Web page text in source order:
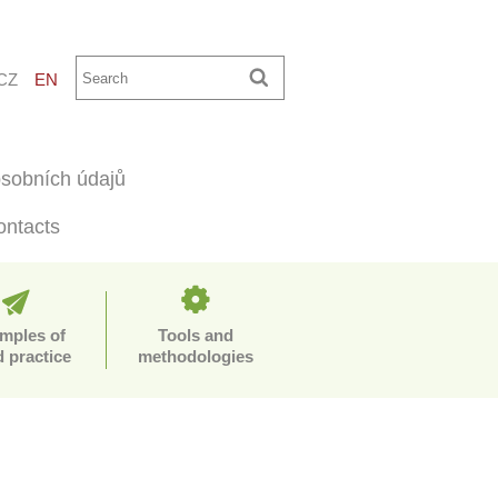
EN
údajů
of
practice
Tools and
methodologies